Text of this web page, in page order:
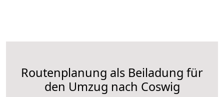
Routenplanung als Beiladung für
den Umzug nach Coswig